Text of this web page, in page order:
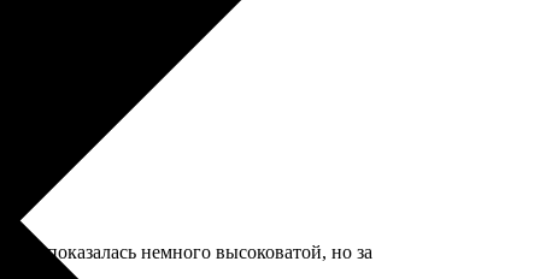
показалась немного высоковатой, но за